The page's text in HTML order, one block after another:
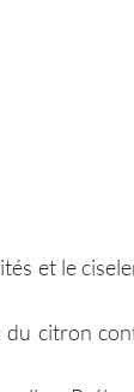
et le
du citron